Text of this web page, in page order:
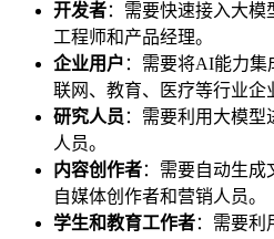
开发者：需要快速接入大
工程师和产品经理。
企业用户 ：需要将AI能力集
联网、教育、医疗等行业企
研究人员 ：需要利用大模
人员。
内容创作者：需要自动生成
自媒体创作者和营销人员。
学生和教育工作者：需要利